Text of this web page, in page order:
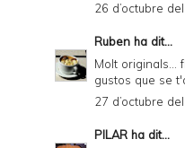
26 d’octubre
Ruben ha dit...
Molt originals...
gustos que se
27 d’octubre
PILAR ha dit...